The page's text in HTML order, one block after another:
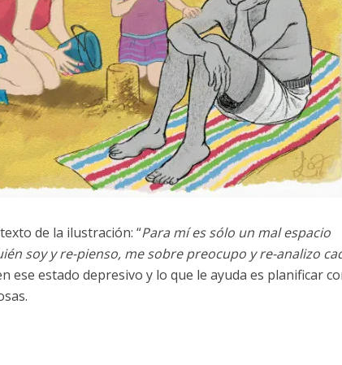
de la ilustración: “Para mí es sólo un mal espacio
soy y re-pienso, me sobre preocupo y re-analizo
ese estado depresivo y lo que le ayuda es planificar